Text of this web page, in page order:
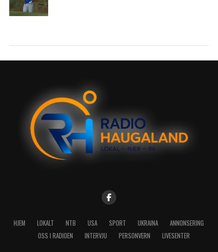
HJEM LOKALT NTB USA SPORT UKRAINA
ANNONSERING
OSS I RADIOEN
INTERVJU PERSONVERN LIVESENTER